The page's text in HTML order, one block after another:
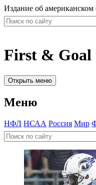
Издание об американском
First & Goal
Открыть меню
Меню
НФЛ НСАА Россия Мир